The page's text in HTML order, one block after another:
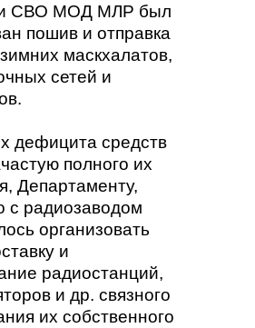
СВО МОД МЛР был
пошив и отправка
маскхалатов,
сетей и
дефицита средств
полного их
Департаменту,
с радиозаводом
организовать
и
радиостанций,
и др. связного
их собственного